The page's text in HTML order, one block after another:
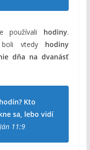
používali hodiny.
vtedy hodiny
dňa na dvanásť
Kto
sa, lebo vidí
Ján 11:9